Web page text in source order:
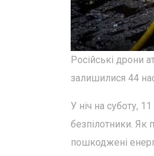
Російські дрони
залишилися 44
У ніч на суботу,
безпілотники. Як
пошкоджені